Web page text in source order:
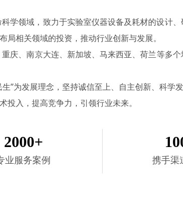
学领域，致力于实验室仪器设备及耗材的设计
相关领域的投资，推动行业创新与发展。
庆、南京大连、新加坡、马来西亚、荷兰等多
”为发展理念，坚持诚信至上、自主创新、科学发
投入，提高竞争力，引领行业未来。
2000+
业服务案例
携手渠